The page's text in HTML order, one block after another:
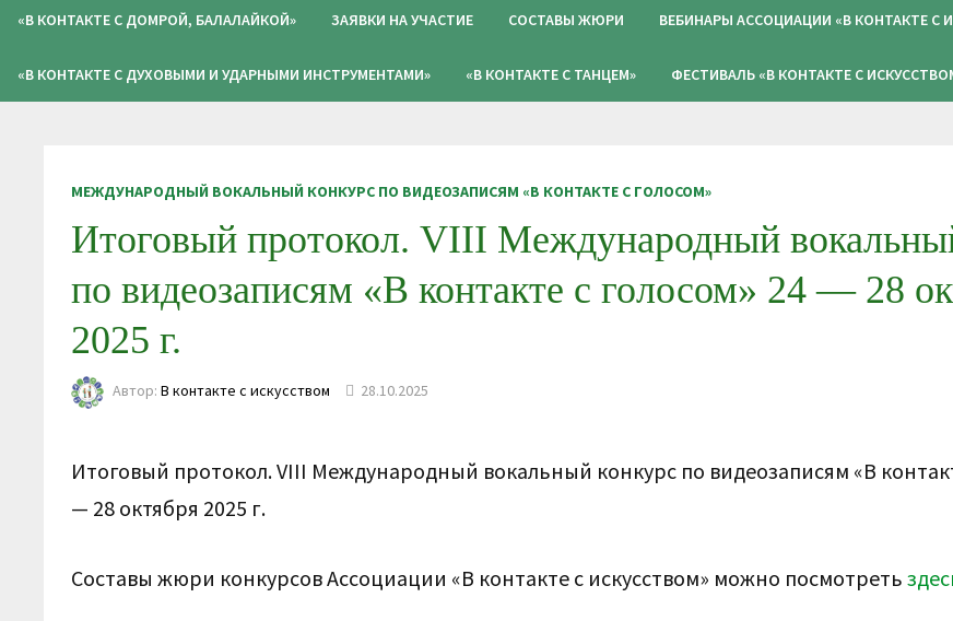
«В КОНТАКТЕ С ДОМРОЙ, БАЛАЛАЙКОЙ» ЗАЯВКИ НА УЧАСТИЕ СОСТАВЫ ЖЮРИ ВЕБИНАРЫ АССОЦИАЦИИ «В КОНТАКТЕ С
«В КОНТАКТЕ С ДУХОВЫМИ И УДАРНЫМИ ИНСТРУМЕНТАМИ» «В КОНТАКТЕ С ТАНЦЕМ» ФЕСТИВАЛЬ «В КОНТАКТЕ С
МЕЖДУНАРОДНЫЙ ВОКАЛЬНЫЙ КОНКУРС ПО ВИДЕОЗАПИСЯМ «В КОНТАКТЕ С ГОЛОСОМ»
Итоговый протокол. VIII Международный
по видеозаписям «В контакте с голосом» 24 — 28
2025 г.
Автор:В контакте с искусством 28.10.2025
Итоговый протокол. VIII Международный вокальный конкурс по видеозаписям «В
— 28 октября 2025 г.
Составы жюри конкурсов Ассоциации «В контакте с искусством» можно посмотреть